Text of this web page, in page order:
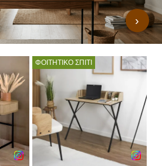
›
ΦΟΙΤΗΤΙΚΟ ΣΠΙΤΙ